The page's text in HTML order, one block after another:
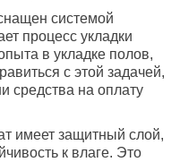
системой
процесс укладки
в укладке полов,
с этой задачей,
средства на оплату
имеет защитный слой,
к влаге. Это